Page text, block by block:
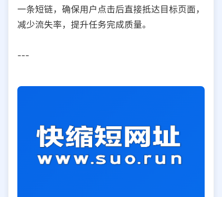
一条短链，确保用户点击后直接抵达目标页面，
减少流失率，提升任务完成质量。
---